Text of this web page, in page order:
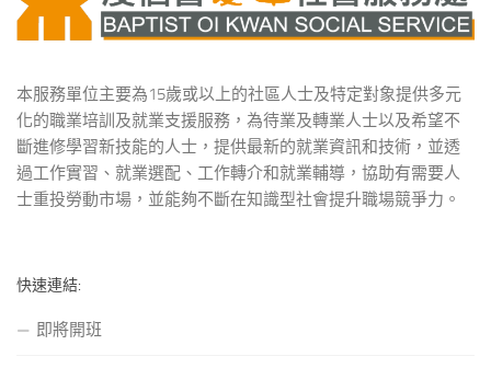
本服務單位主要為15歲或以上的社區人士及特定對象提供多元
化的職業培訓及就業支援服務，為待業及轉業人士以及希望不
斷進修學習新技能的人士，提供最新的就業資訊和技術，並透
過工作實習、就業選配、工作轉介和就業輔導，協助有需要人
士重投勞動市場，並能夠不斷在知識型社會提升職場競爭力。
快速連結:
即將開班